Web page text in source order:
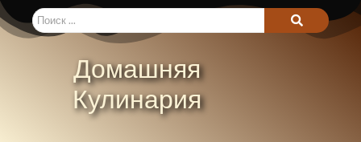
Домашняя
Кулинария